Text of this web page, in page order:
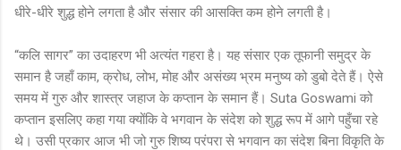
धीरे-धीरे शुद्ध होने लगता है और संसार की आसक्ति कम होने लगती है।
“कलि सागर” का उदाहरण भी अत्यंत गहरा है। यह संसार एक तूफानी समुद्र के
समान है जहाँ काम, क्रोध, लोभ, मोह और असंख्य भ्रम मनुष्य को डुबो देते हैं। ऐसे
समय में गुरु और शास्त्र जहाज के कप्तान के समान हैं। Suta Goswami को
कप्तान इसलिए कहा गया क्योंकि वे भगवान के संदेश को शुद्ध रूप में आगे पहुँचा रहे
थे। उसी प्रकार आज भी जो गुरु शिष्य परंपरा से भगवान का संदेश बिना विकृति के